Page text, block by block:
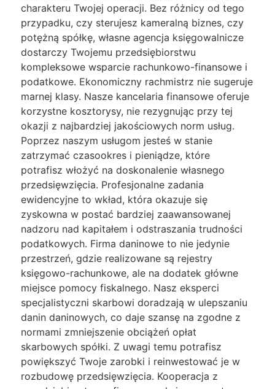
charakteru Twojej operacji. Bez różnicy od tego
przypadku, czy sterujesz kameralną biznes, czy
potężną spółkę, własne agencja księgowalnicze
dostarczy Twojemu przedsiębiorstwu
kompleksowe wsparcie rachunkowo-finansowe i
podatkowe. Ekonomiczny rachmistrz nie sugeruje
marnej klasy. Nasze kancelaria finansowe oferuje
korzystne kosztorysy, nie rezygnując przy tej
okazji z najbardziej jakościowych norm usług.
Poprzez naszym usługom jesteś w stanie
zatrzymać czasookres i pieniądze, które
potrafisz włożyć na doskonalenie własnego
przedsięwzięcia. Profesjonalne zadania
ewidencyjne to wkład, która okazuje się
zyskowna w postać bardziej zaawansowanej
nadzoru nad kapitałem i odstraszania trudności
podatkowych. Firma daninowe to nie jedynie
przestrzeń, gdzie realizowane są rejestry
księgowo-rachunkowe, ale na dodatek główne
miejsce pomocy fiskalnego. Nasz eksperci
specjalistyczni skarbowi doradzają w ulepszaniu
danin daninowych, co daje szansę na zgodne z
normami zmniejszenie obciążeń opłat
skarbowych spółki. Z uwagi temu potrafisz
powiększyć Twoje zarobki i reinwestować je w
rozbudowę przedsięwzięcia. Kooperacja z